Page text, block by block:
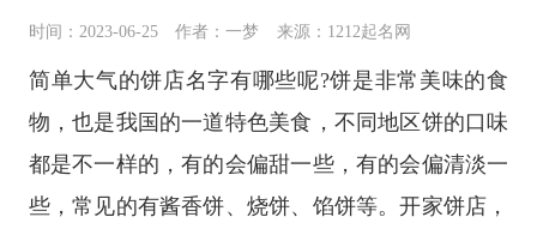
时间：2023-06-25 作者：一梦 来源：1212起名网
简单大气的饼店名字有哪些呢?饼是非常美味的食
物，也是我国的一道特色美食，不同地区饼的口味
都是不一样的，有的会偏甜一些，有的会偏清淡一
些，常见的有酱香饼、烧饼、馅饼等。开家饼店，